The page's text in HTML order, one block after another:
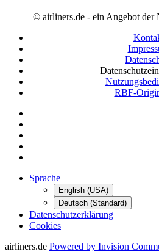
© airliners.de - ein Angebot der
RBF-
Sprache
English (USA)
Deutsch (Standard)
Datenschutzerklärung
Cookies
airliners.de Powered by Invision